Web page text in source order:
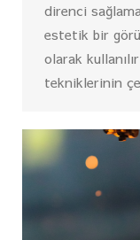
direnci
estetik bir
olarak
tekniklerinin